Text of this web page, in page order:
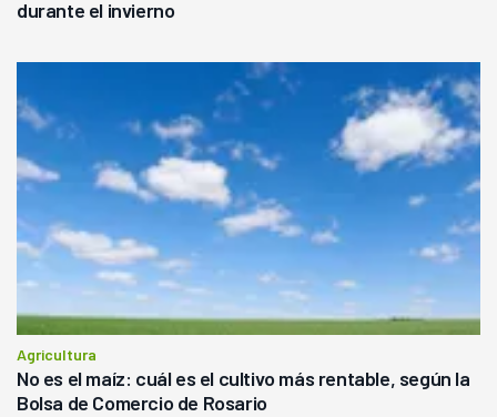
durante el invierno
Agricultura
No es el maíz: cuál es el cultivo más rentable, según la
Bolsa de Comercio de Rosario